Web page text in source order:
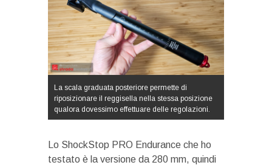
La scala graduata posteriore permette di
riposizionare il reggisella nella stessa posizione
qualora dovessimo effettuare delle regolazioni.
Lo ShockStop PRO Endurance che ho
testato è la versione da 280 mm, quindi